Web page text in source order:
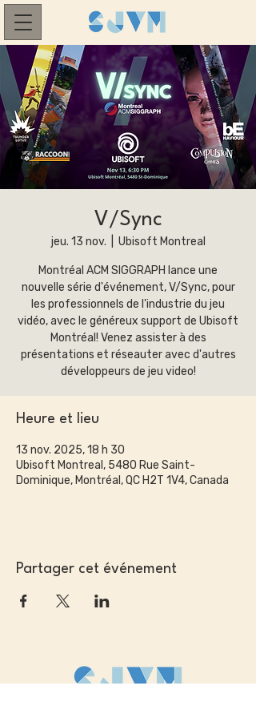
V/Sync
jeu. 13 nov. Ubisoft Montreal
Montréal ACM SIGGRAPH lance une
nouvelle série d'événement, V/Sync, pour
les professionnels de l'industrie du jeu
vidéo, avec le généreux support de Ubisoft
Montréal! Venez assister à des
présentations et réseauter avec d'autres
développeurs de jeu video!
Heure et lieu
13 nov. 2025, 18 h 30
Ubisoft Montreal, 5480 Rue Saint-
Dominique, Montréal, QC H2T 1V4, Canada
Partager cet événement